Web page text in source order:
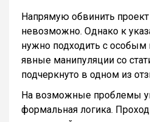
Напрямую обвинить
невозможно. Однако к
нужно подходить с
явные манипуляции со
подчеркнуто в одном из
На возможные проблемы
формальная логика.